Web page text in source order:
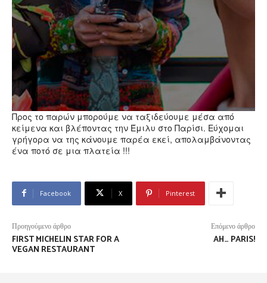
Προς το παρών μπορούμε να ταξιδεύουμε μέσα από
κείμενα και βλέποντας την Έμιλυ στο Παρίσι. Εύχομαι
γρήγορα να της κάνουμε παρέα εκεί, απολαμβάνοντας
ένα ποτό σε μια πλατεία !!!
Facebook X Pinterest
Προηγούμενο άρθρο
FIRST MICHELIN STAR FOR A
VEGAN RESTAURANT
Επόμενο άρθρο
AH… PARIS!